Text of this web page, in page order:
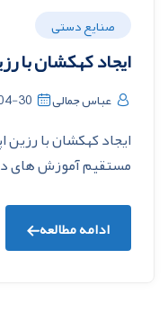
صنایع دستی
ایجاد کهکشان با
عباس جمالی 30
ایجاد کهکشان با رزین
مستقیم آموزش های
ادامه مطالعه